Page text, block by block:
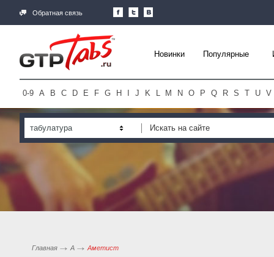
Обратная связь
Новинки Популярные
0-9 A B C D E F G H J K L M N O P Q R S T U V
табулатура
Главная А Аметист